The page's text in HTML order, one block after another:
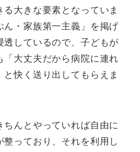
大きな要素となっていま
ん・家族第一主義」を掲げ
透しているので、子どもが
「大丈夫だから病院に連れ
と快く送り出してもらえま
ちんとやっていれば自由に
整っており、それを利用し